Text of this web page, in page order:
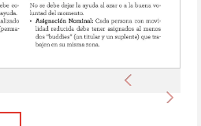
Anterior